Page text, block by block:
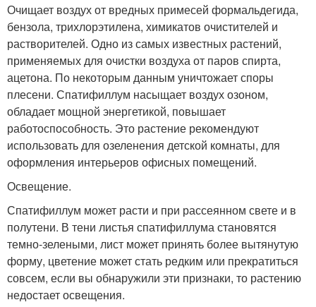
Очищает воздух от вредных примесей формальдегида,
бензола, трихлорэтилена, химикатов очистителей и
растворителей. Одно из самых известных растений,
применяемых для очистки воздуха от паров спирта,
ацетона. По некоторым данным уничтожает споры
плесени. Спатифиллум насыщает воздух озоном,
обладает мощной энергетикой, повышает
работоспособность. Это растение рекомендуют
использовать для озеленения детской комнаты, для
оформления интерьеров офисных помещений.
Освещение.
Спатифиллум может расти и при рассеянном свете и в
полутени. В тени листья спатифиллума становятся
темно-зелеными, лист может принять более вытянутую
форму, цветение может стать редким или прекратиться
совсем, если вы обнаружили эти признаки, то растению
недостает освещения.